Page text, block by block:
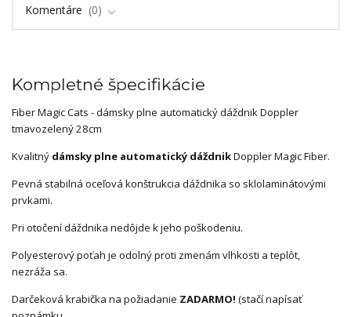
Komentáre
0
Kompletné špecifikácie
Fiber Magic Cats - dámsky plne automatický dáždnik Doppler
tmavozelený 28cm
Kvalitný dámsky plne automatický dáždnikDoppler Magic Fiber.
Pevná stabilná oceľová konštrukcia dáždnika so sklolaminátovými
prvkami.
Pri otočení dáždnika nedôjde k jeho poškodeniu.
Polyesterový poťah je odolný proti zmenám vlhkosti a teplôt,
nezráža sa.
Darčeková krabička na požiadanie ZADARMO! (stačí napísať